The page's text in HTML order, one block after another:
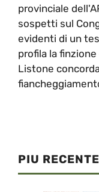
provinciale
sospetti sul
evidenti di un
profila la
Listone
PIU RECENTE